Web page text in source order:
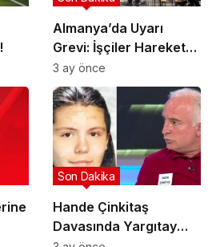
Almanya’da Uyarı
Grevi: İşçiler Harekete
Geçti!
3 ay önce
Hande Çinkitaş
Davasında Yargıtay
Son Dakika